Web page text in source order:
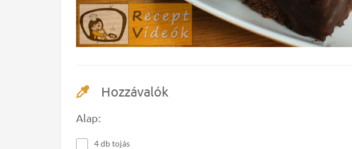
Hozzávalók
Alap:
4 db tojás